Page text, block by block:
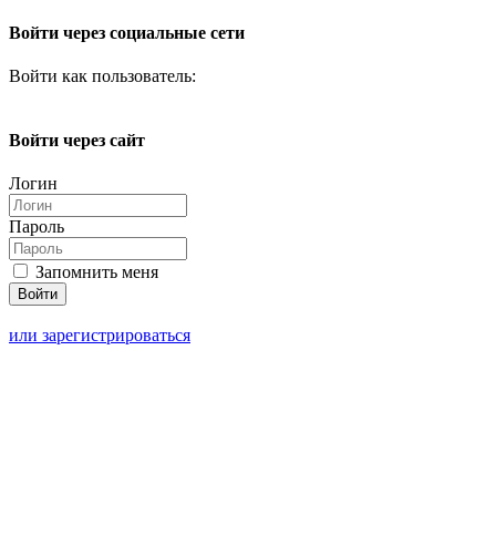
Войти через социальные сети
Войти как пользователь:
Войти через сайт
Логин
Пароль
Запомнить меня
или зарегистрироваться